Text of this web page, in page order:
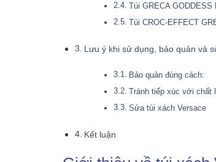
Túi GRECA
Túi CROC-EFFECT
Lưu ý khi sử dụng, bảo quản và
Bảo quản đúng cách:
Tránh tiếp xúc với chất
Sửa túi xách Versace
Kết luận